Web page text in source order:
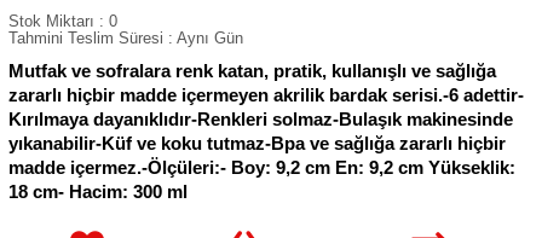
Stok Miktarı : 0
Tahmini Teslim Süresi : Aynı Gün
Mutfak ve sofralara renk katan, pratik, kullanışlı ve sağlığa
zararlı hiçbir madde içermeyen akrilik bardak serisi.-6 adettir-
Kırılmaya dayanıklıdır-Renkleri solmaz-Bulaşık makinesinde
yıkanabilir-Küf ve koku tutmaz-Bpa ve sağlığa zararlı hiçbir
madde içermez.-Ölçüleri:- Boy: 9,2 cm En: 9,2 cm Yükseklik:
18 cm- Hacim: 300 ml